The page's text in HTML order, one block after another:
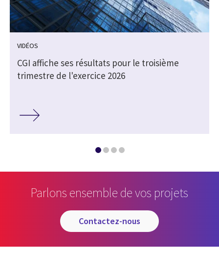
VIDÉOS
CGI affiche ses résultats pour le troisième
trimestre de l'exercice 2026
Parlons ensemble de vos projets
contactez-nous